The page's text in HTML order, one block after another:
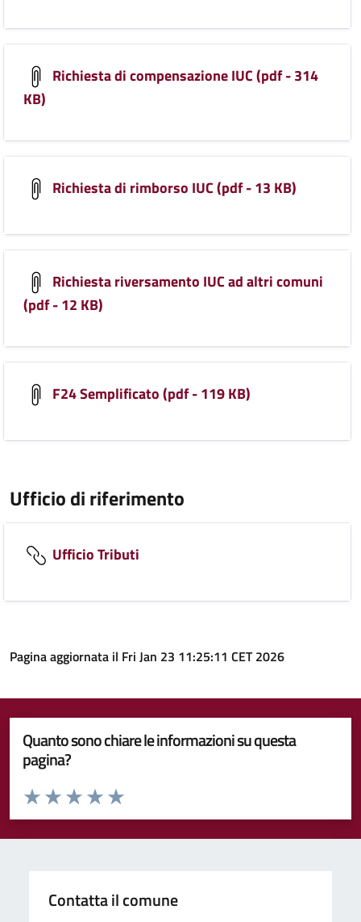
Richiesta di compensazione IUC (pdf - 314
KB)
Richiesta di rimborso IUC (pdf - 13 KB)
Richiesta riversamento IUC ad altri comuni
(pdf - 12 KB)
F24 Semplificato (pdf - 119 KB)
Ufficio di riferimento
Ufficio Tributi
Pagina aggiornata il Fri Jan 23 11:25:11 CET 2026
Quanto sono chiare le informazioni su questa
pagina?
Valuta da 1 a 5 stelle la pagina
Valuta 5 stelle su 5
Valuta 4 stelle su 5
Valuta 3 stelle su 5
Valuta 2 stelle su 5
Valuta 1 stelle su 5
Contatta il comune